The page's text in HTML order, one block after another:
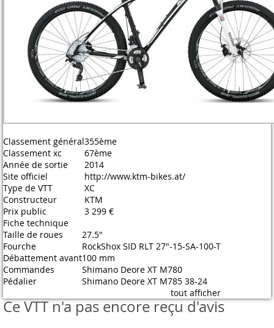
Classement général355ème
Classement xc
67ème
Année de sortie
2014
Site officiel
http://www.ktm-bikes.at/
Type de VTT
XC
Constructeur
KTM
Prix public
3 299 €
Fiche technique
Taille de roues
27.5"
Fourche
RockShox SID RLT 27"-15-SA-100-T
Débattement avant100 mm
Commandes
Shimano Deore XT M780
Pédalier
Shimano Deore XT M785 38-24
tout afficher
Ce VTT n'a pas encore reçu d'avis